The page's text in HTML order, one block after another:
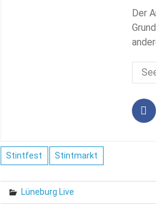
Der
Stintfest Stintmarkt
Lüneburg Live